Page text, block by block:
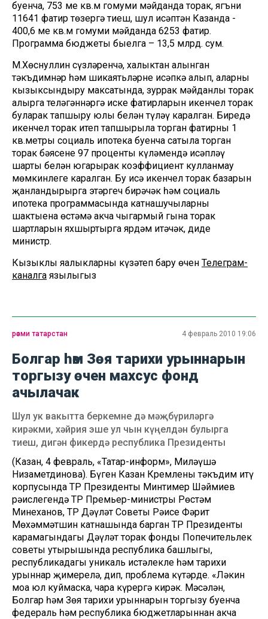
буенча, 753 мең кв.м гомуми мәйданда торак, ягъни
11641 фатир төзергә тиеш, шул исәптән Казанда -
400,6 мең кв.м гомуми мәйданда 6253 фатир.
Программа бюджеты быелга – 13,5 млрд. сум.
М.Хөснуллин сүзләренчә, халыктан алынган
тәкъдимнәр һәм шикаятьләрне исәпкә алып, аларны
кызыксындыру максатында, зуррак мәйданлы торак
алырга теләгәннәргә иске фатирларын икенчел торак
буларак тапшыру юлы белән түләү каралган. Биредә
икенчел торак итеп тапшырыла торган фатирның 1
кв.метры социаль ипотека буенча сатыла торган
торак бәясенең 97 проценты күләмендә исәпләү
шарты белән югарырак коэффициент кулланмау
мөмкинлеге каралган. Бу исә икенчел торак базарын
җанландырырга этәргеч бирәчәк һәм социаль
ипотека программасында катнашучыларның
шактыена өстәмә акча чыгармый гына торак
шартларын яхшыртырга ярдәм итәчәк, диде
министр.
Кызыклы яңалыкларны күзәтеп бару өчен Телеграм-
каналга язылыгыз
рәсми татарстан 4 февраль 2010 19:06
Болгар һәм Зөя тарихи урыннарын
торгызу өчен махсус фонд
ачылачак
Шул ук вакытта беркемне дә мәҗбүриләргә
кирәкми, хәйрия эше ул чын күңелдән булырга
тиеш, дигән фикердә республика Президенты
(Казан, 4 февраль, «Татар-информ», Миләүшә
Низаметдинова). Бүген Казан Кремленың тәкъдим итү
корпусында ТР Президенты Минтимер Шәймиев
рәислегендә ТР Премьер-министры Рөстәм
Миңнеханов, ТР Дәүләт Советы Рәисе Фәрит
Мөхәммәтшин катнашында барган ТР Президенты
карамагындагы Дәүләт торак фонды Попечительлек
советы утырышында республика башлыгы,
республикадагы уникаль истәлекле һәм тарихи
урыннар җимерелә, дип, проблема күтәрде. «Ләкин
моңа юл куймаска, чара күрергә кирәк. Мәсәлән,
Болгар һәм Зөя тарихи урыннарын торгызу буенча
федераль һәм республика бюджетларыннан акча